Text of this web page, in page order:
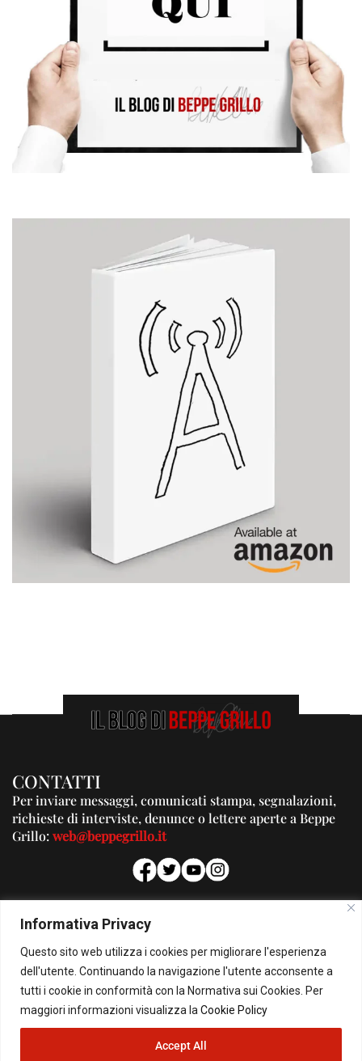
Informativa Privacy
Questo sito web utilizza i cookies per migliorare l'esperienza
dell'utente. Continuando la navigazione l'utente acconsente a
tutti i cookie in conformità con la Normativa sui Cookies. Per
maggiori informazioni visualizza la Cookie Policy
Accept All
CONTATTI
Per inviare messaggi, comunicati stampa, segnalazioni,
richieste di interviste, denunce o lettere aperte a Beppe
Grillo:web@beppegrillo.it
PUBBLICITA'
Per la tua pubblicità su questo Blog:
pubblicita@beppegrillo.it
© Copyright 2026 - Il Blog di Beppe Grillo. All Rights Reserved - Powered by